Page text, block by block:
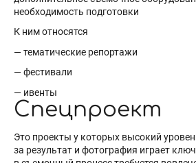
необходимость подготовки
К ним относятся
— тематические репортажи
— фестивали
— ивенты
Спецпроект
Это проекты у которых высокий
за результат и фотография играет